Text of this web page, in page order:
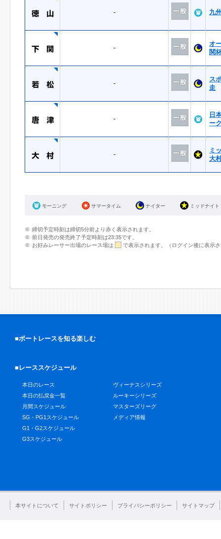
- 九
-
オ
関
-
ス
走
-
日
ー
-
ミ
大
モーニング サマータイム ナイター ミッドナイト
締切予定時刻は締切5分前より赤く表示されます。
前日発売の発売終了予定時刻は23:35です。
お好みレーサー出場のレース場は
で表示されます。（ログイン後に表示
■ボートレースを知る楽しむ
■レーススケジュール
本日のレース
本日の払戻金一覧
月間スケジュール
SG・PG1スケジュール
G1・G2スケジュール
G3スケジュール
ヴィーナスシリーズ
ルーキーシリーズ
マスターズリーグ
メディア情報
本サイトについて サイトポリシー プライバシーポリシー サイトマップ